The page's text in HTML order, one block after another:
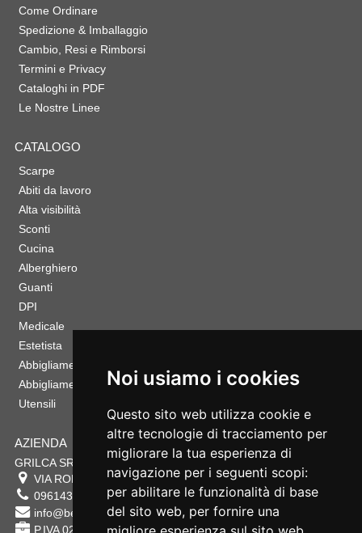
Noi usiamo i cookies
Questo sito web utilizza cookie e
altre tecnologie di tracciamento per
migliorare la tua esperienza di
navigazione per i seguenti scopi:
per abilitare le funzionalità di base
del sito web, per fornire una
Come Ordinare
Spedizione & Imballaggio
Cambio, Resi e Rimborsi
Termini e Privacy
Cataloghi in PDF
Le Nostre Linee
CATALOGO
Scarpe
Abiti da lavoro
Alta visibilità
Sconti
Cucina
Alberghiero
Guanti
DPI
Medicale
Estetista
Abbigliamento Sportivo
Abbigliamento Bambino
Utensili
AZIENDA
GRILCA SRL
VIA ROMA 180 88054 SERSALE CZ
0961432177
info@bestsafety.it
P.IVA 02342180797